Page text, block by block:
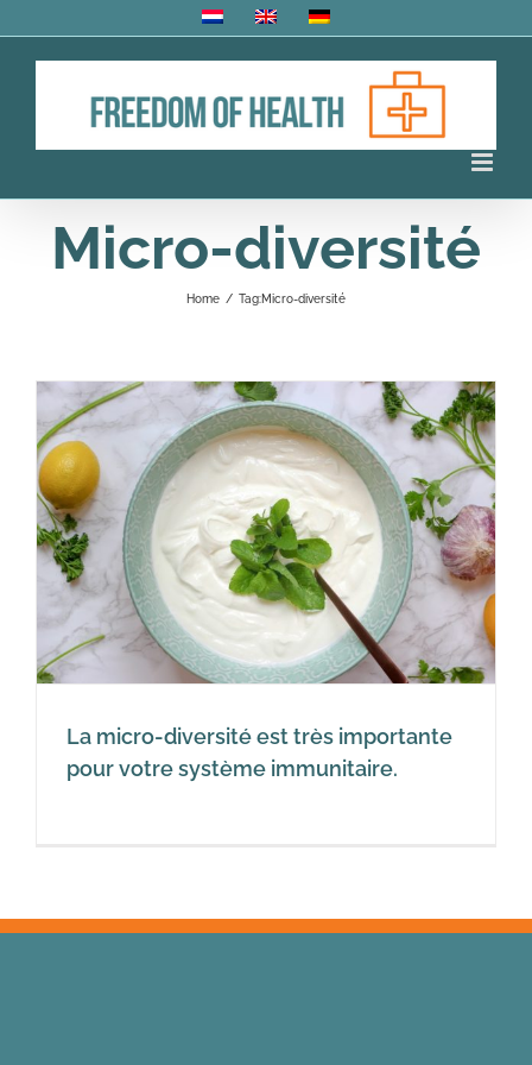
to
Micro-diversité
Home / Tag:Micro-diversité
La micro-diversité est très importante
pour votre système immunitaire.